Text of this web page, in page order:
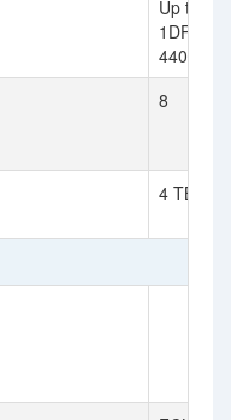
Up to
1DPC,
4400
8
4 TB